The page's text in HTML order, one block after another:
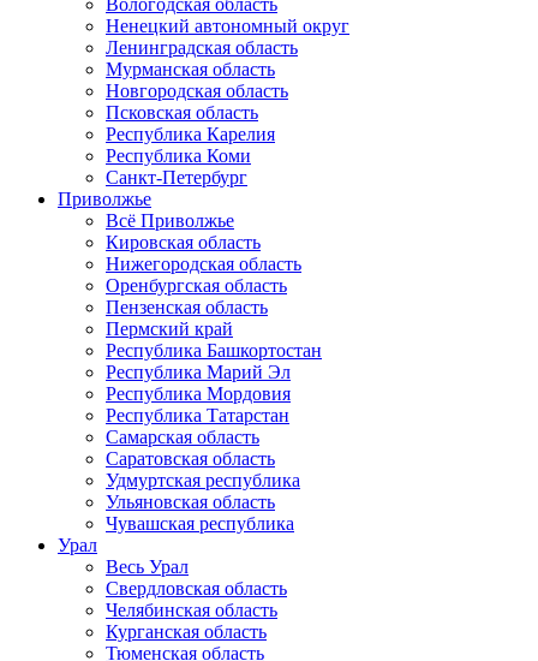
Вологодская область
Ненецкий автономный округ
Ленинградская область
Мурманская область
Новгородская область
Псковская область
Республика Карелия
Республика Коми
Санкт-Петербург
Приволжье
Всё Приволжье
Кировская область
Нижегородская область
Оренбургская область
Пензенская область
Пермский край
Республика Башкортостан
Республика Марий Эл
Республика Мордовия
Республика Татарстан
Самарская область
Саратовская область
Удмуртская республика
Ульяновская область
Чувашская республика
Урал
Весь Урал
Свердловская область
Челябинская область
Курганская область
Тюменская область